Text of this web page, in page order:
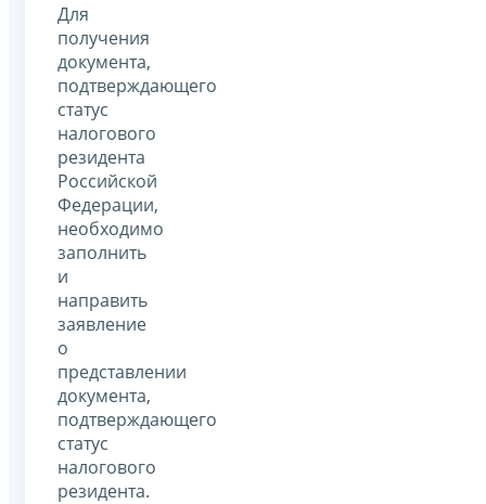
Для
получения
документа,
подтверждающего
статус
налогового
резидента
Российской
Федерации,
необходимо
заполнить
и
направить
заявление
о
представлении
документа,
подтверждающего
статус
налогового
резидента.